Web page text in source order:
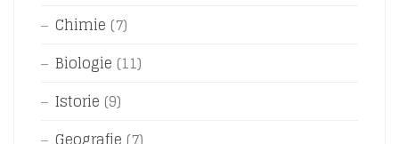
Chimie (7)
Biologie (11)
Istorie (9)